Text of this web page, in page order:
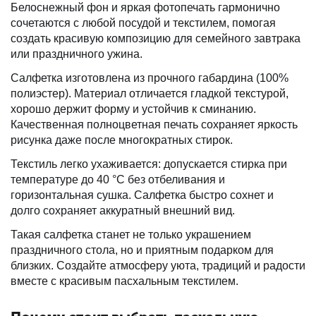
Белоснежный фон и яркая фотопечать гармонично
сочетаются с любой посудой и текстилем, помогая
создать красивую композицию для семейного завтрака
или праздничного ужина.
Салфетка изготовлена из прочного габардина (100%
полиэстер). Материал отличается гладкой текстурой,
хорошо держит форму и устойчив к сминанию.
Качественная полноцветная печать сохраняет яркость
рисунка даже после многократных стирок.
Текстиль легко ухаживается: допускается стирка при
температуре до 40 °C без отбеливания и
горизонтальная сушка. Салфетка быстро сохнет и
долго сохраняет аккуратный внешний вид.
Такая салфетка станет не только украшением
праздничного стола, но и приятным подарком для
близких. Создайте атмосферу уюта, традиций и радости
вместе с красивым пасхальным текстилем.